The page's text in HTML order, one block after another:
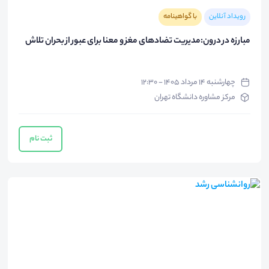
رویداد آنلاین با گواهینامه
مبارزه در درون:مدیریت تضادهای مغز و معنا برای عبور از بحران تلاش
چهارشنبه ۱۴ مرداد ۱۴۰۵ - ۱۲:۳۰
مرکز مشاوره دانشگاه تهران
ثبت نام